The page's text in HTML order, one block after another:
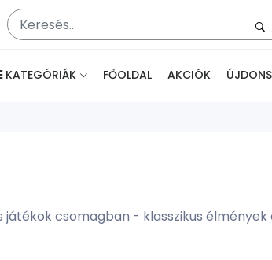
KATEGÓRIÁK FŐOLDAL AKCIÓK
csomagban - klasszikus élmények